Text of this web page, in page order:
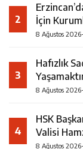
2
İçin
8 Ağustos 2026-
3
Hafızlık
8 Ağustos 2026-
4
HSK
Valisi
8 Ağustos